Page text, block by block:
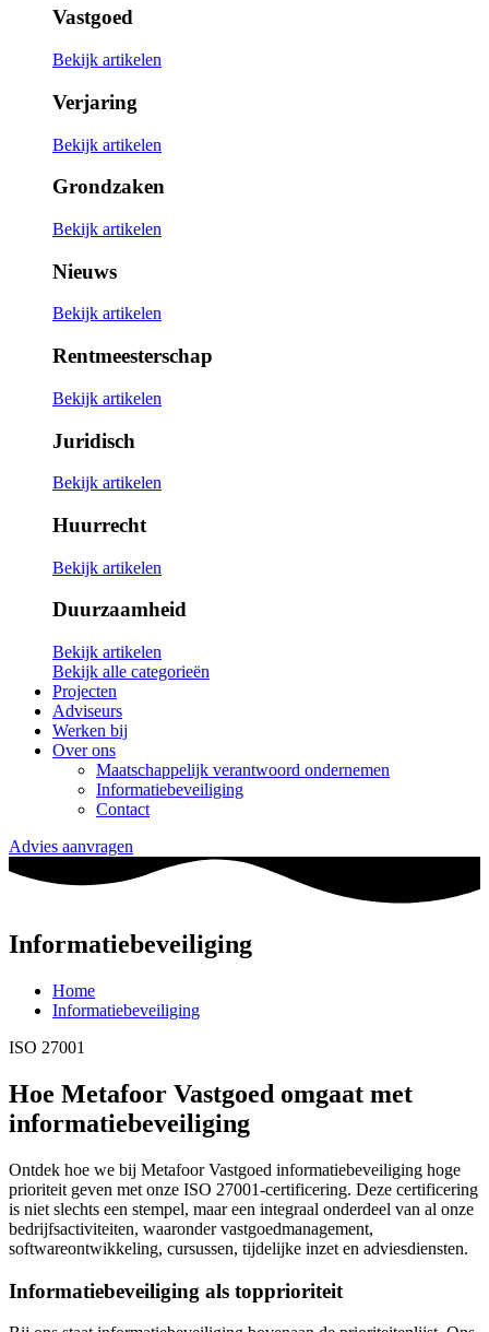
Vastgoed
Bekijk artikelen
Verjaring
Bekijk artikelen
Grondzaken
Bekijk artikelen
Nieuws
Bekijk artikelen
Rentmeesterschap
Bekijk artikelen
Juridisch
Bekijk artikelen
Huurrecht
Bekijk artikelen
Duurzaamheid
Bekijk artikelen
Bekijk alle categorieën
Projecten
Adviseurs
Werken bij
Over ons
Maatschappelijk verantwoord ondernemen
Informatiebeveiliging
Contact
Advies aanvragen
Informatiebeveiliging
Home
Informatiebeveiliging
ISO 27001
Hoe Metafoor Vastgoed omgaat met
informatiebeveiliging
Ontdek hoe we bij Metafoor Vastgoed informatiebeveiliging hoge
prioriteit geven met onze ISO 27001-certificering. Deze certificering
is niet slechts een stempel, maar een integraal onderdeel van al onze
bedrijfsactiviteiten, waaronder vastgoedmanagement,
softwareontwikkeling, cursussen, tijdelijke inzet en adviesdiensten.
Informatiebeveiliging als topprioriteit